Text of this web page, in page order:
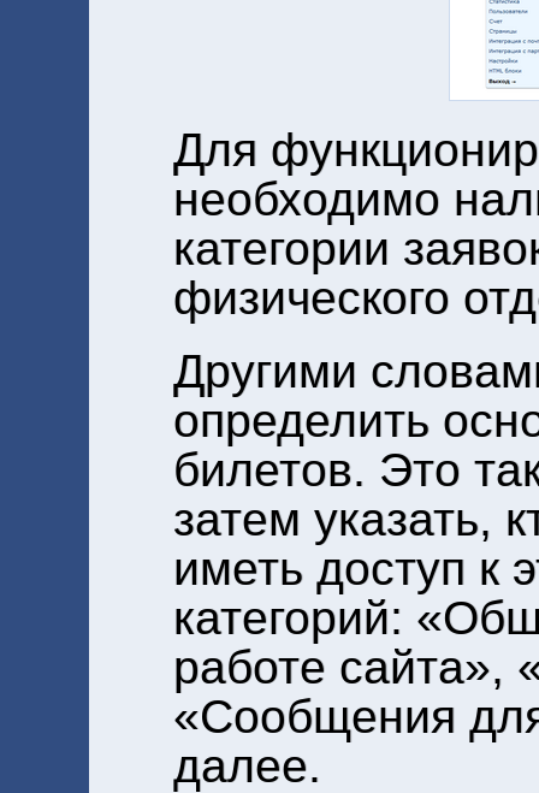
Для
необходимо
категории
физического
Другими
определить
билетов. Это
затем указать,
иметь доступ к
категорий:
работе сайта»,
«Сообщения
далее.